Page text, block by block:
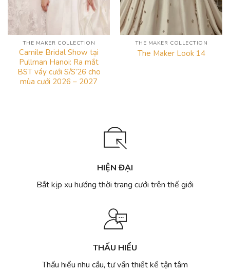
THE MAKER COLLECTION
Camile Bridal Show tại
Pullman Hanoi: Ra mắt
BST váy cưới S/S’26 cho
mùa cưới 2026 – 2027
THE MAKER COLLECTION
The Maker Look 14
HIỆN ĐẠI
Bắt kịp xu hướng thời trang cưới trên thế giới
THẤU HIỂU
Thấu hiểu nhu cầu, tư vấn thiết kế tận tâm